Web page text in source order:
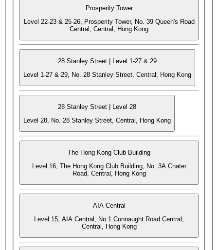
Prosperity Tower
Level 22-23 & 25-26, Prosperity Tower, No. 39 Queen's Road
Central, Central, Hong Kong
28 Stanley Street | Level 1-27 & 29
Level 1-27 & 29, No. 28 Stanley Street, Central, Hong Kong
28 Stanley Street | Level 28
Level 28, No. 28 Stanley Street, Central, Hong Kong
The Hong Kong Club Building
Level 16, The Hong Kong Club Building, No. 3A Chater
Road, Central, Hong Kong
AIA Central
Level 15, AIA Central, No.1 Connaught Road Central,
Central, Hong Kong